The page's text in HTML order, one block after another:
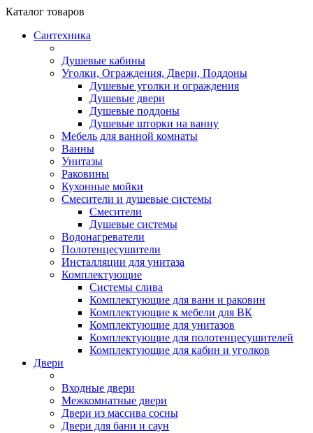
Каталог товаров
Сантехника
Душевые кабины
Уголки, Ограждения, Двери, Поддоны
Душевые уголки и ограждения
Душевые двери
Душевые поддоны
Душевые шторки на ванну
Мебель для ванной комнаты
Ванны
Унитазы
Раковины
Кухонные мойки
Смесители и душевые системы
Смесители
Душевые системы
Водонагреватели
Полотенцесушители
Инсталляции для унитаза
Комплектующие
Системы слива
Комплектующие для ванн и раковин
Комплектующие к мебели для ВК
Комплектующие для унитазов
Комплектующие для полотенцесушителей
Комплектующие для кабин и уголков
Двери
Входные двери
Межкомнатные двери
Двери из массива сосны
Двери для бани и саун